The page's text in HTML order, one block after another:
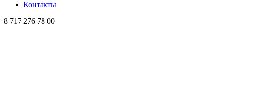
Контакты
8 717 276 78 00